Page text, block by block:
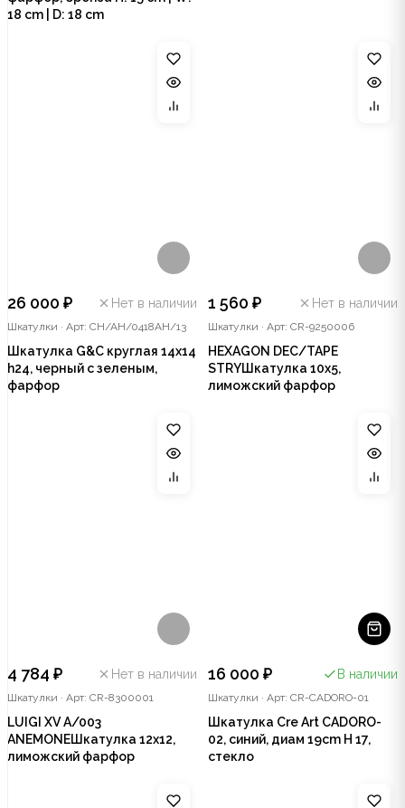
18 cm | D: 18 cm
26 000 ₽ Нет в наличии
Шкатулки · Арт: CH/AH/0418AH/13
Шкатулка G&C круглая 14х14
h24, черный с зеленым,
фарфор
1 560 ₽ Нет в наличии
Шкатулки · Арт: CR-9250006
HEXAGON DEC/TAPE
STRYШкатулка 10х5,
лиможский фарфор
4 784 ₽ Нет в наличии
Шкатулки · Арт: CR-8300001
LUIGI XV A/003
ANEMONEШкатулка 12х12,
лиможский фарфор
16 000 ₽ В наличии
Шкатулки · Арт: CR-CADORO-01
Шкатулка Cre Art CADORO-
02, синий, диам 19cm H 17,
стекло